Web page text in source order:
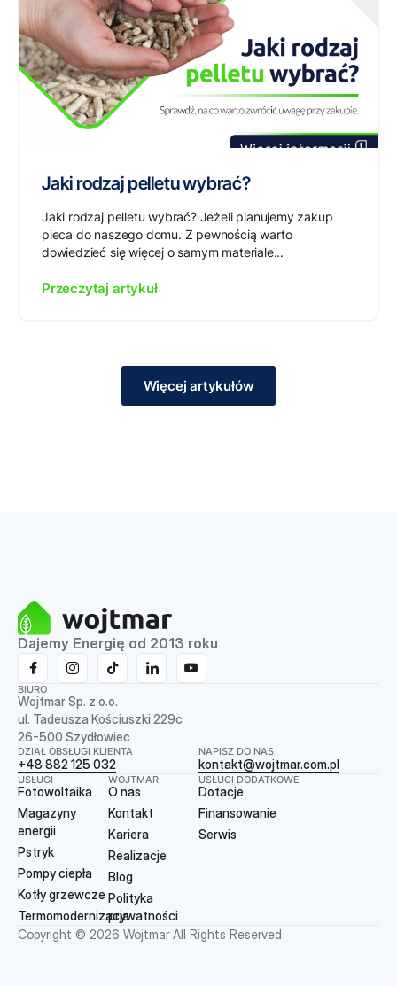
Jaki rodzaj pelletu wybrać?
Jaki rodzaj pelletu wybrać? Jeżeli planujemy zakup
pieca do naszego domu. Z pewnością warto
dowiedzieć się więcej o samym materiale...
Przeczytaj artykuł
Więcej artykułów
Dajemy Energię od 2013 roku
BIURO
Wojtmar Sp. z o.o.
ul. Tadeusza Kościuszki 229c
26-500 Szydłowiec
DZIAŁ OBSŁUGI KLIENTA
+48 882 125 032
NAPISZ DO NAS
kontakt@wojtmar.com.pl
USŁUGI
Fotowoltaika
Magazyny
energii
Pstryk
Pompy ciepła
Kotły grzewcze
Termomodernizacja
WOJTMAR
O nas
Kontakt
Kariera
Realizacje
Blog
Polityka
prywatności
USŁUGI DODATKOWE
Dotacje
Finansowanie
Serwis
Copyright © 2026 Wojtmar All Rights Reserved